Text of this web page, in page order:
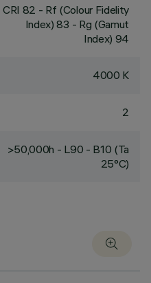
CRI 82 - Rf (Colour Fidelity
Index) 83 - Rg (Gamut
Index) 94
4000 K
2
>50,000h - L90 - B10 (Ta
25°C)